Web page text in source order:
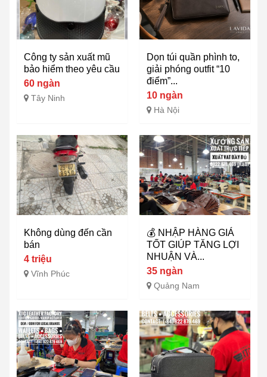
Công ty sản xuất mũ
bảo hiểm theo yêu cầu
60 ngàn
Tây Ninh
Dọn túi quần phình to,
giải phóng outfit “10
điểm”...
10 ngàn
Hà Nội
Không dùng đến cần
bán
4 triệu
Vĩnh Phúc
💰 NHẬP HÀNG GIÁ
TỐT GIÚP TĂNG LỢI
NHUẬN VÀ...
35 ngàn
Quảng Nam